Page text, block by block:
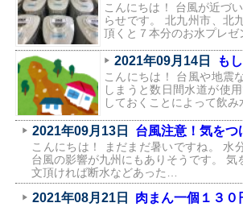
こんにちは！ 台風が近づ
らせです。 北九州市、北
頂くと７本分のお水プレ
2021年09月14日 もし
こんにちは！ 台風や地震
しまうと数日間水道が使
しておくことによって飲
2021年09月13日 台風注意！気をつ
こんにちは！ まだまだ暑いですね。 水
台風の影響が九州にもありそうです。
文頂ければ断水などあった…
2021年08月21日 肉まん一個１３０